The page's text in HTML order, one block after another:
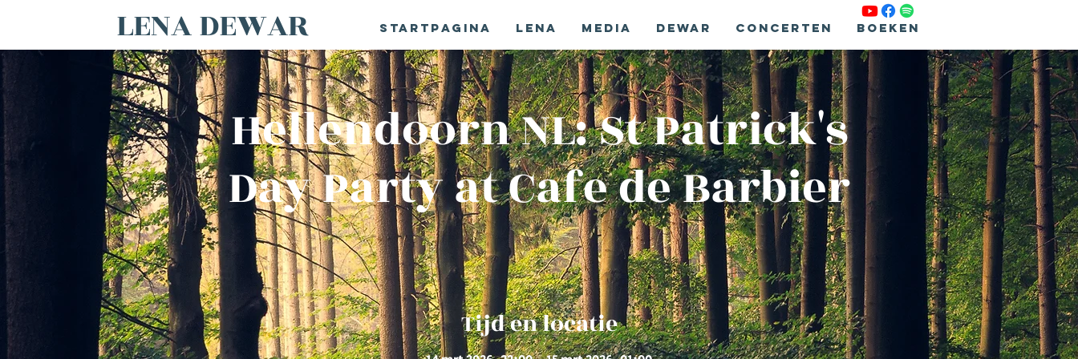
LENA DEWAR Startpagina Lena Media Dewar Concerten Boeken
Hellendoorn NL: St Patrick's
Day Party at Cafe de Barbier
Tijd en locatie